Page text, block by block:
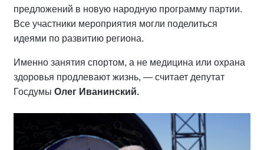
предложений в новую народную программу партии.
Все участники мероприятия могли поделиться
идеями по развитию региона.
Именно занятия спортом, а не медицина или охрана
здоровья продлевают жизнь, — считает депутат
Госдумы Олег Иванинский.